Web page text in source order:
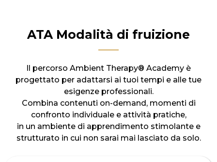
ATA Modalità di fruizione
Il percorso Ambient Therapy® Academy è
progettato per adattarsi ai tuoi tempi e alle tue
esigenze professionali.
Combina contenuti on-demand, momenti di
confronto individuale e attività pratiche,
in un ambiente di apprendimento stimolante e
strutturato in cui non sarai mai lasciato da solo.